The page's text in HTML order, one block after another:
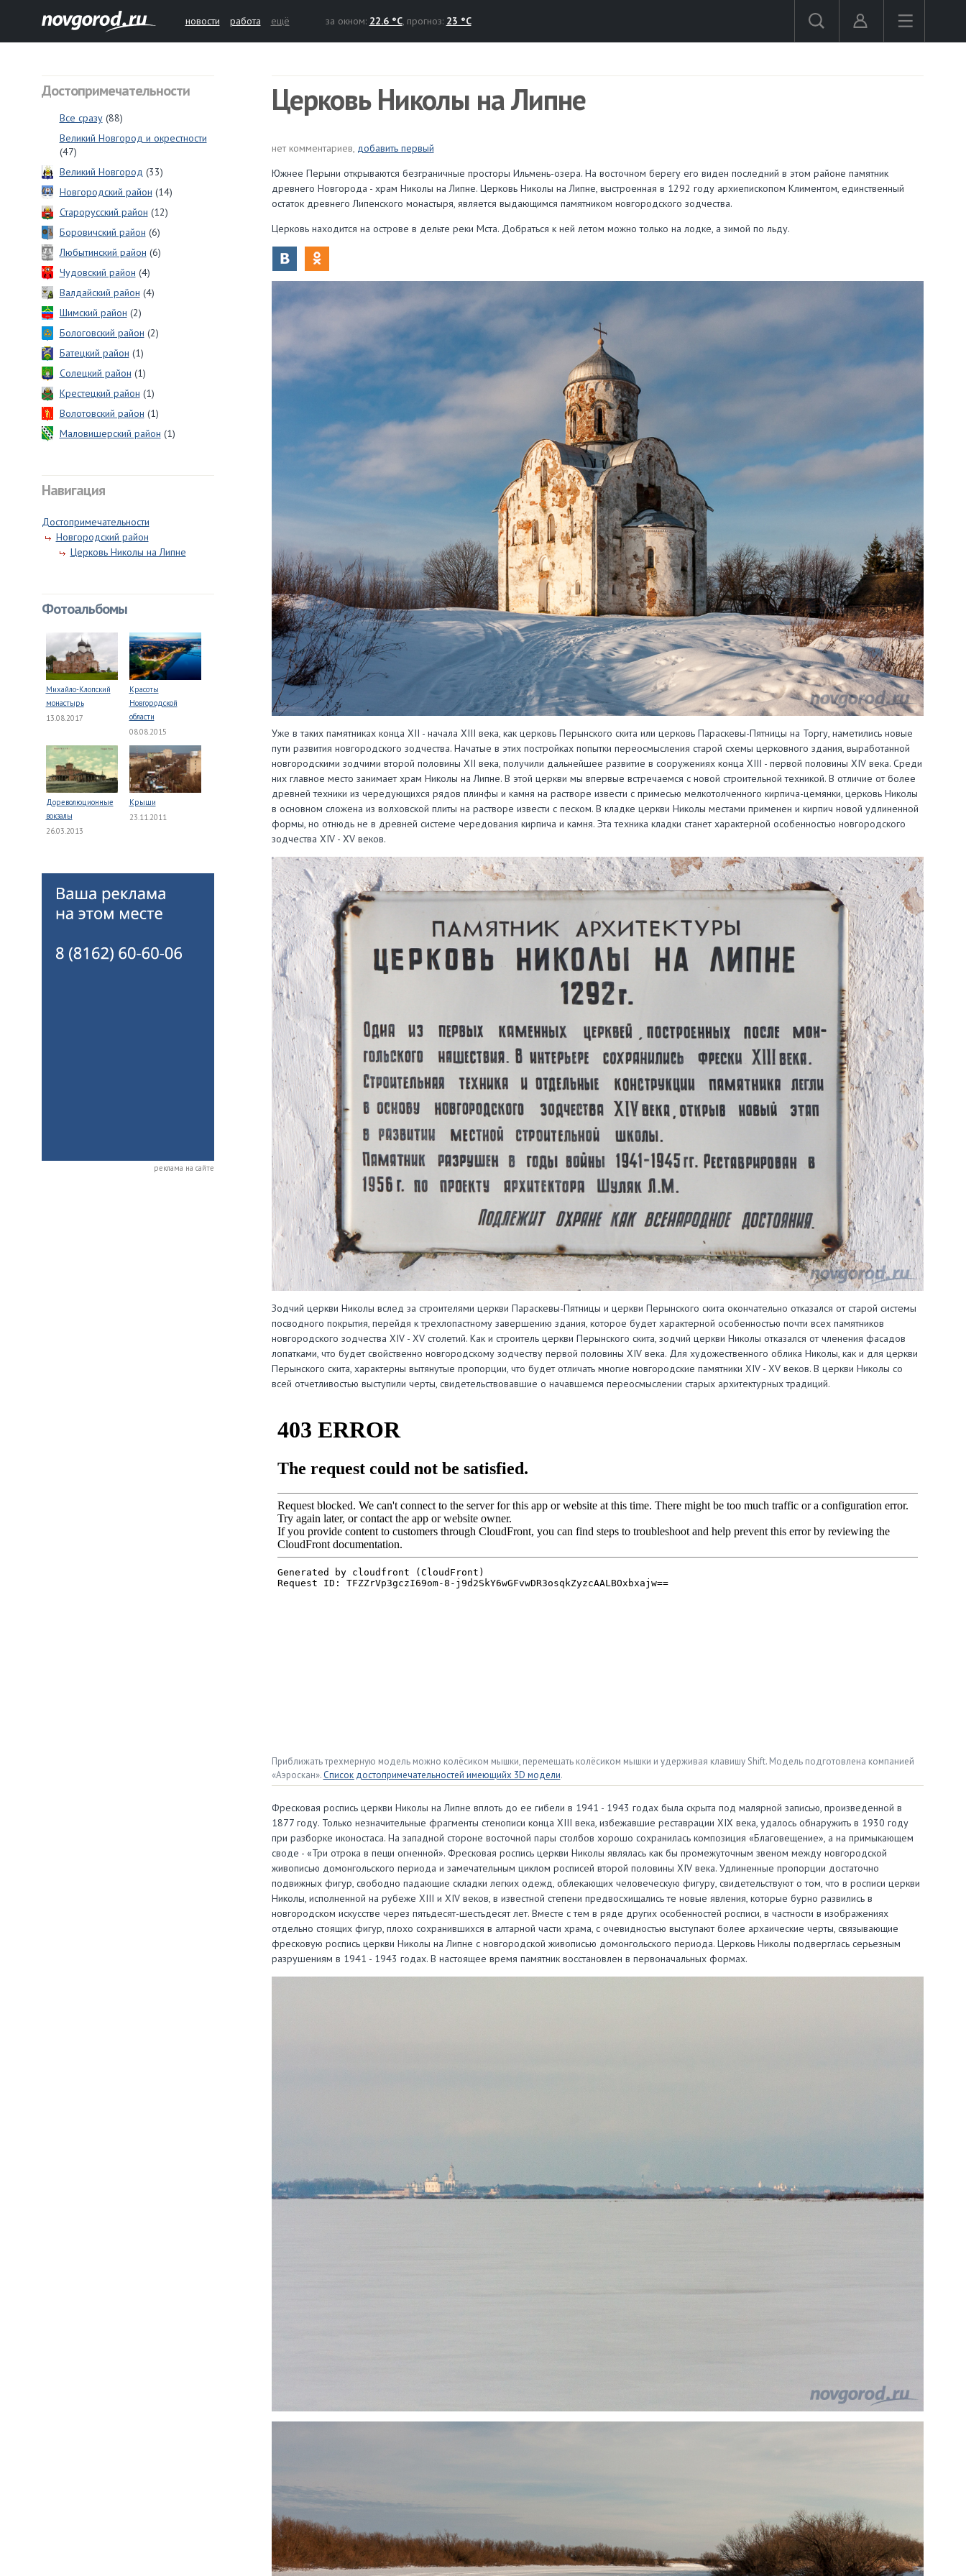
новости работа ещё за окном: 22.6 °C, прогноз: 23 °C
Достопримечательности
Все сразу(88)
Великий Новгород и окрестности
(47)
Великий Новгород (33)
Новгородский район (14)
Старорусский район (12)
Боровичский район (6)
Любытинский район (6)
Чудовский район (4)
Валдайский район (4)
Шимский район (2)
Бологовский район (2)
Батецкий район (1)
Солецкий район (1)
Крестецкий район (1)
Волотовский район (1)
Маловишерский район (1)
Навигация
Достопримечательности
Новгородский район
Церковь Николы на Липне
Фотоальбомы
Михайло-Клопский
монастырь
13.08.2017
Красоты
Новгородской
области
08.08.2015
Дореволюционные
вокзалы
26.03.2013
Крыши
23.11.2011
реклама на сайте
Церковь Николы на Липне
нет комментариев, добавить первый
Южнее Перыни открываются безграничные просторы Ильмень-озера. На восточном берегу его виден последний в этом районе памятник
древнего Новгорода - храм Николы на Липне. Церковь Николы на Липне, выстроенная в 1292 году архиепископом Климентом, единственный
остаток древнего Липенского монастыря, является выдающимся памятником новгородского зодчества.
Церковь находится на острове в дельте реки Мста. Добраться к ней летом можно только на лодке, а зимой по льду.
Уже в таких памятниках конца ХII - начала ХIII века, как церковь Перынского скита или церковь Параскевы-Пятницы на Торгу, наметились новые
пути развития новгородского зодчества. Начатые в этих постройках попытки переосмысления старой схемы церковного здания, выработанной
новгородскими зодчими второй половины ХII века, получили дальнейшее развитие в сооружениях конца ХIII - первой половины ХIV века. Среди
них главное место занимает храм Николы на Липне. В этой церкви мы впервые встречаемся с новой строительной техникой. В отличие от более
древней техники из чередующихся рядов плинфы и камня на растворе извести с примесью мелкотолченного кирпича-цемянки, церковь Николы
в основном сложена из волховской плиты на растворе извести с песком. В кладке церкви Николы местами применен и кирпич новой удлиненной
формы, но отнюдь не в древней системе чередования кирпича и камня. Эта техника кладки станет характерной особенностью новгородского
зодчества ХIV - ХV веков.
Зодчий церкви Николы вслед за строителями церкви Параскевы-Пятницы и церкви Перынского скита окончательно отказался от старой системы
посводного покрытия, перейдя к трехлопастному завершению здания, которое будет характерной особенностью почти всех памятников
новгородского зодчества ХIV - ХV столетий. Как и строитель церкви Перынского скита, зодчий церкви Николы отказался от членения фасадов
лопатками, что будет свойственно новгородскому зодчеству первой половины ХIV века. Для художественного облика Николы, как и для церкви
Перынского скита, характерны вытянутые пропорции, что будет отличать многие новгородские памятники ХIV - ХV веков. В церкви Николы со
всей отчетливостью выступили черты, свидетельствовавшие о начавшемся переосмыслении старых архитектурных традиций.
Приближать трехмерную модель можно колёсиком мышки, перемещать колёсиком мышки и удерживая клавишу Shift. Модель подготовлена компанией
«Аэроскан». Список достопримечательностей имеющийх 3D модели.
Фресковая роспись церкви Николы на Липне вплоть до ее гибели в 1941 - 1943 годах была скрыта под малярной записью, произведенной в
1877 году. Только незначительные фрагменты стенописи конца ХIII века, избежавшие реставрации ХIХ века, удалось обнаружить в 1930 году
при разборке иконостаса. На западной стороне восточной пары столбов хорошо сохранилась композиция «Благовещение», а на примыкающем
своде - «Три отрока в пещи огненной». Фресковая роспись церкви Николы являлась как бы промежуточным звеном между новгородской
живописью домонгольского периода и замечательным циклом росписей второй половины ХIV века. Удлиненные пропорции достаточно
подвижных фигур, свободно падающие складки легких одежд, облекающих человеческую фигуру, свидетельствуют о том, что в росписи церкви
Николы, исполненной на рубеже ХIII и ХIV веков, в известной степени предвосхищались те новые явления, которые бурно развились в
новгородском искусстве через пятьдесят-шестьдесят лет. Вместе с тем в ряде других особенностей росписи, в частности в изображениях
отдельно стоящих фигур, плохо сохранившихся в алтарной части храма, с очевидностью выступают более архаические черты, связывающие
фресковую роспись церкви Николы на Липне с новгородской живописью домонгольского периода. Церковь Николы подверглась серьезным
разрушениям в 1941 - 1943 годах. В настоящее время памятник восстановлен в первоначальных формах.